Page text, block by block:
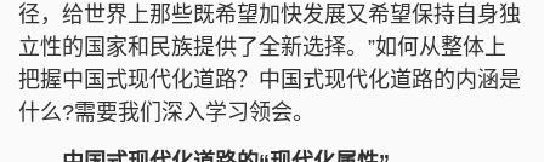
径，给世界上那些既希望加快发展又希望保持自身独
立性的国家和民族提供了全新选择。”如何从整体上
把握中国式现代化道路？中国式现代化道路的内涵是
什么?需要我们深入学习领会。